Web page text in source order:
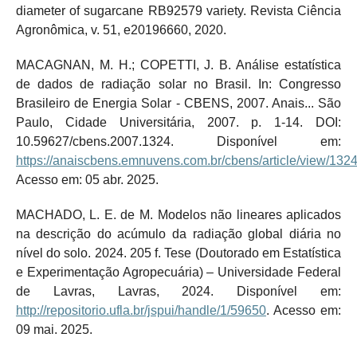
diameter of sugarcane RB92579 variety. Revista Ciência
Agronômica, v. 51, e20196660, 2020.
MACAGNAN, M. H.; COPETTI, J. B. Análise estatística
de dados de radiação solar no Brasil. In: Congresso
Brasileiro de Energia Solar - CBENS, 2007. Anais... São
Paulo, Cidade Universitária, 2007. p. 1-14. DOI:
10.59627/cbens.2007.1324. Disponível em:
https://anaiscbens.emnuvens.com.br/cbens/article/view/1324
Acesso em: 05 abr. 2025.
MACHADO, L. E. de M. Modelos não lineares aplicados
na descrição do acúmulo da radiação global diária no
nível do solo. 2024. 205 f. Tese (Doutorado em Estatística
e Experimentação Agropecuária) – Universidade Federal
de Lavras, Lavras, 2024. Disponível em:
http://repositorio.ufla.br/jspui/handle/1/59650. Acesso em:
09 mai. 2025.